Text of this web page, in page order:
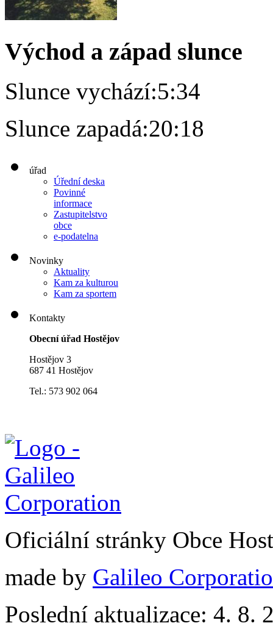
Východ a západ slunce
Slunce vychází:5:34
Slunce zapadá:20:18
úřad
Úřední deska
Povinné
informace
Zastupitelstvo
obce
e-podatelna
Novinky
Aktuality
Kam za kulturou
Kam za sportem
Kontakty
Obecní úřad Hostějov
Hostějov 3
687 41 Hostějov
Tel.: 573 902 064
Oficiální stránky Obce
made by Galileo
Poslední aktualizace: 4. 8.